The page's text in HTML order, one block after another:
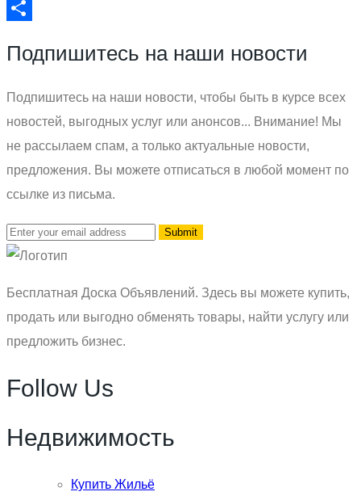
Email
Подпишитесь на наши новости
Подпишитесь на наши новости, чтобы быть в курсе всех
новостей, выгодных услуг или анонсов... Внимание! Мы
не рассылаем спам, а только актуальные новости,
предложения. Вы можете отписаться в любой момент по
ссылке из письма.
Бесплатная Доска Объявлений. Здесь вы можете купить,
продать или выгодно обменять товары, найти услугу или
предложить бизнес.
Follow Us
Недвижимость
Купить Жильё